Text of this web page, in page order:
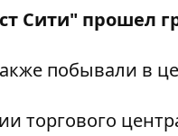
Сити" прошел
побывали в
торгового